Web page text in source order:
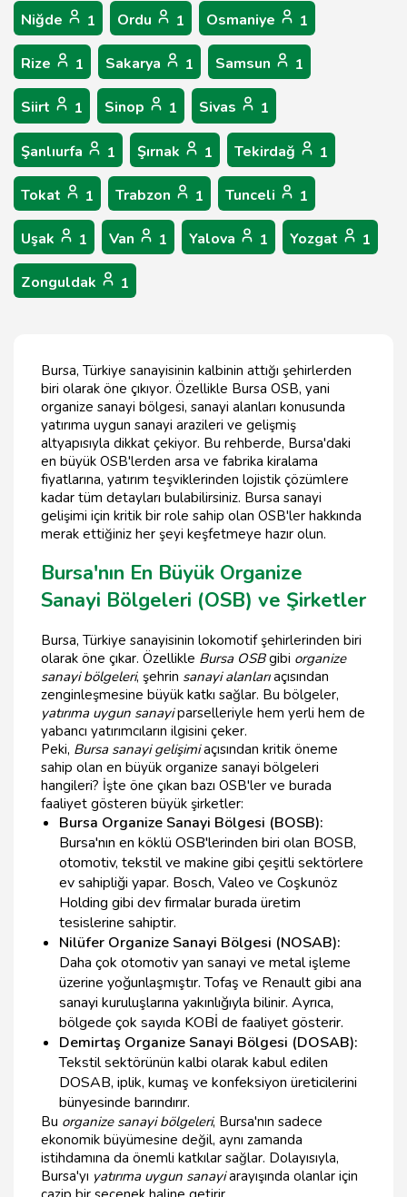
Niğde 1 Ordu 1 Osmaniye 1
Rize 1 Sakarya 1 Samsun 1
Siirt 1 Sinop 1 Sivas 1
Şanlıurfa 1 Şırnak 1 Tekirdağ 1
Tokat 1 Trabzon 1 Tunceli 1
Uşak 1 Van 1 Yalova 1 Yozgat 1
Zonguldak 1
Bursa, Türkiye sanayisinin kalbinin attığı şehirlerden
biri olarak öne çıkıyor. Özellikle Bursa OSB, yani
organize sanayi bölgesi, sanayi alanları konusunda
yatırıma uygun sanayi arazileri ve gelişmiş
altyapısıyla dikkat çekiyor. Bu rehberde, Bursa'daki
en büyük OSB'lerden arsa ve fabrika kiralama
fiyatlarına, yatırım teşviklerinden lojistik çözümlere
kadar tüm detayları bulabilirsiniz. Bursa sanayi
gelişimi için kritik bir role sahip olan OSB'ler hakkında
merak ettiğiniz her şeyi keşfetmeye hazır olun.
Bursa'nın En Büyük Organize
Sanayi Bölgeleri (OSB) ve Şirketler
Bursa, Türkiye sanayisinin lokomotif şehirlerinden biri
olarak öne çıkar. Özellikle Bursa OSBgibi organize
sanayi bölgeleri, şehrin sanayi alanlarıaçısından
zenginleşmesine büyük katkı sağlar. Bu bölgeler,
yatırıma uygun sanayiparselleriyle hem yerli hem de
yabancı yatırımcıların ilgisini çeker.
Peki, Bursa sanayi gelişimiaçısından kritik öneme
sahip olan en büyük organize sanayi bölgeleri
hangileri? İşte öne çıkan bazı OSB'ler ve burada
faaliyet gösteren büyük şirketler:
Bursa Organize Sanayi Bölgesi (BOSB):
Bursa'nın en köklü OSB'lerinden biri olan BOSB,
otomotiv, tekstil ve makine gibi çeşitli sektörlere
ev sahipliği yapar. Bosch, Valeo ve Coşkunöz
Holding gibi dev firmalar burada üretim
tesislerine sahiptir.
Nilüfer Organize Sanayi Bölgesi (NOSAB):
Daha çok otomotiv yan sanayi ve metal işleme
üzerine yoğunlaşmıştır. Tofaş ve Renault gibi ana
sanayi kuruluşlarına yakınlığıyla bilinir. Ayrıca,
bölgede çok sayıda KOBİ de faaliyet gösterir.
Demirtaş Organize Sanayi Bölgesi (DOSAB):
Tekstil sektörünün kalbi olarak kabul edilen
DOSAB, iplik, kumaş ve konfeksiyon üreticilerini
bünyesinde barındırır.
Bu organize sanayi bölgeleri, Bursa'nın sadece
ekonomik büyümesine değil, aynı zamanda
istihdamına da önemli katkılar sağlar. Dolayısıyla,
Bursa'yı yatırıma uygun sanayiarayışında olanlar için